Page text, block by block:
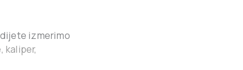
izmerimo
kaliper,